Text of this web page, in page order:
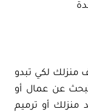
منزلك لكي تبدو
عن عمال أو
منزلك أو ترميم